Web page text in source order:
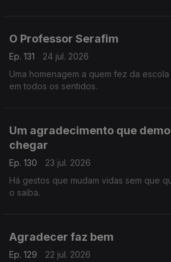
O Professor Serafim
Ep. 131
24 jul. 2026
Uma homenagem a quem fez da
em todos os sentidos.
Um agradecimento que
chegar
Ep. 130
23 jul. 2026
Há gestos que mudam vidas sem que
o saiba.
Agradecer faz bem
Ep. 129
22 jul. 2026